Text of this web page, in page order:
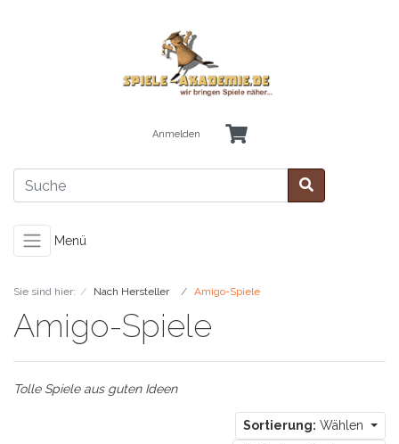
Anmelden
Menü
Sie sind hier: Nach Hersteller Amigo-Spiele
Amigo-Spiele
Tolle Spiele aus guten Ideen
Sortierung: Wählen